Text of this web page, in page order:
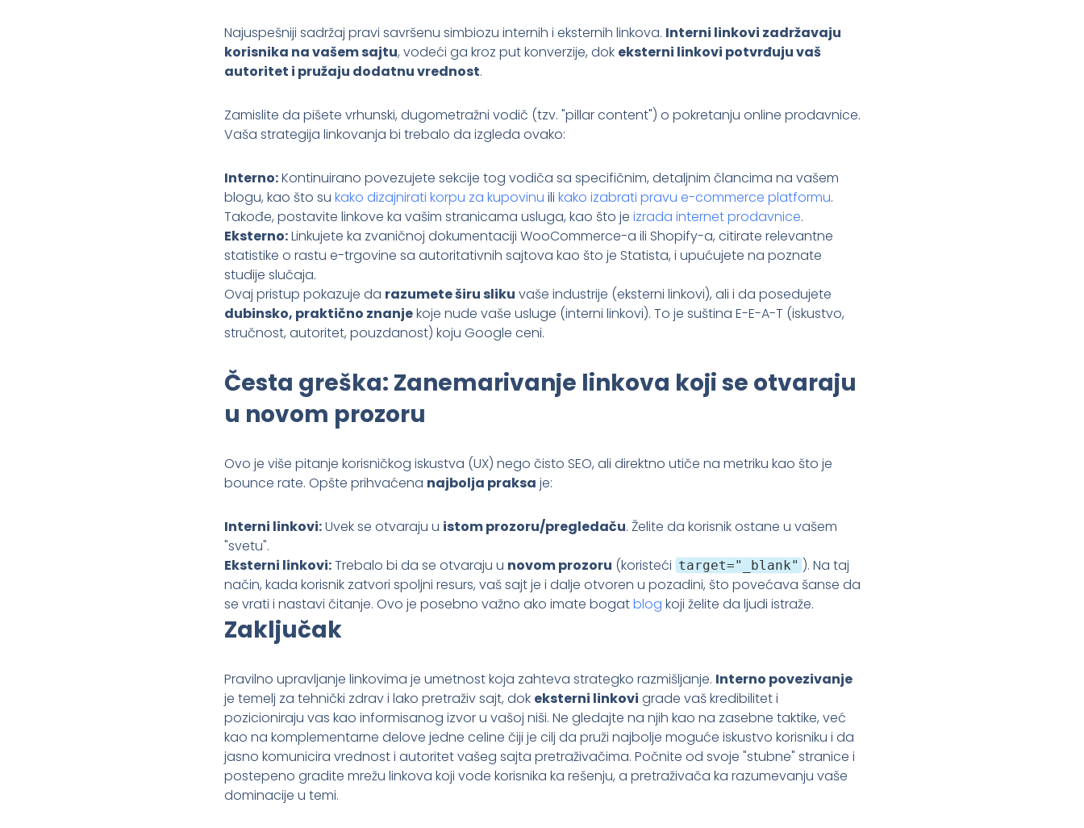
Najuspešniji sadržaj pravi savršenu simbiozu internih i eksternih linkova. Interni linkovi zadržavaju
korisnika na vašem sajtu, vodeći ga kroz put konverzije, dok eksterni linkovi potvrđuju vaš
autoritet i pružaju dodatnu vrednost.
Zamislite da pišete vrhunski, dugometražni vodič (tzv. "pillar content") o pokretanju online prodavnice.
Vaša strategija linkovanja bi trebalo da izgleda ovako:
Interno:Kontinuirano povezujete sekcije tog vodiča sa specifičnim, detaljnim člancima na vašem
blogu, kao što su kako dizajnirati korpu za kupovinu ili kako izabrati pravu e-commerce platformu.
Takođe, postavite linkove ka vašim stranicama usluga, kao što je izrada internet prodavnice.
Eksterno:Linkujete ka zvaničnoj dokumentaciji WooCommerce-a ili Shopify-a, citirate relevantne
statistike o rastu e-trgovine sa autoritativnih sajtova kao što je Statista, i upućujete na poznate
studije slučaja.
Ovaj pristup pokazuje da razumete širu sliku vaše industrije (eksterni linkovi), ali i da posedujete
dubinsko, praktično znanjekoje nude vaše usluge (interni linkovi). To je suština E-E-A-T (iskustvo,
stručnost, autoritet, pouzdanost) koju Google ceni.
Česta greška: Zanemarivanje linkova koji se otvaraju
u novom prozoru
Ovo je više pitanje korisničkog iskustva (UX) nego čisto SEO, ali direktno utiče na metriku kao što je
bounce rate. Opšte prihvaćena najbolja praksa je:
Interni linkovi:Uvek se otvaraju u istom prozoru/pregledaču. Želite da korisnik ostane u vašem
"svetu".
Eksterni linkovi:Trebalo bi da se otvaraju u novom prozoru (koristeći target="_blank" ). Na taj
način, kada korisnik zatvori spoljni resurs, vaš sajt je i dalje otvoren u pozadini, što povećava šanse da
se vrati i nastavi čitanje. Ovo je posebno važno ako imate bogatblog koji želite da ljudi istraže.
Zaključak
Pravilno upravljanje linkovima je umetnost koja zahteva strategko razmišljanje. Interno povezivanje
je temelj za tehnički zdrav i lako pretraživ sajt, dok eksterni linkovi grade vaš kredibilitet i
pozicioniraju vas kao informisanog izvor u vašoj niši. Ne gledajte na njih kao na zasebne taktike, već
kao na komplementarne delove jedne celine čiji je cilj da pruži najbolje moguće iskustvo korisniku i da
jasno komunicira vrednost i autoritet vašeg sajta pretraživačima. Počnite od svoje "stubne" stranice i
postepeno gradite mrežu linkova koji vode korisnika ka rešenju, a pretraživača ka razumevanju vaše
dominacije u temi.